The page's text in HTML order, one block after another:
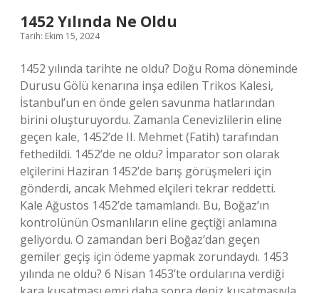
1452 Yılında Ne Oldu
Tarih: Ekim 15, 2024
1452 yılında tarihte ne oldu? Doğu Roma döneminde
Durusu Gölü kenarına inşa edilen Trikos Kalesi,
İstanbul’un en önde gelen savunma hatlarından
birini oluşturuyordu. Zamanla Cenevizlilerin eline
geçen kale, 1452’de II. Mehmet (Fatih) tarafından
fethedildi. 1452’de ne oldu? İmparator son olarak
elçilerini Haziran 1452’de barış görüşmeleri için
gönderdi, ancak Mehmed elçileri tekrar reddetti.
Kale Ağustos 1452’de tamamlandı. Bu, Boğaz’ın
kontrolünün Osmanlıların eline geçtiği anlamına
geliyordu. O zamandan beri Boğaz’dan geçen
gemiler geçiş için ödeme yapmak zorundaydı. 1453
yılında ne oldu? 6 Nisan 1453’te ordularına verdiği